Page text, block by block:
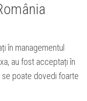
în managementul
au fost acceptați în
poate dovedi foarte